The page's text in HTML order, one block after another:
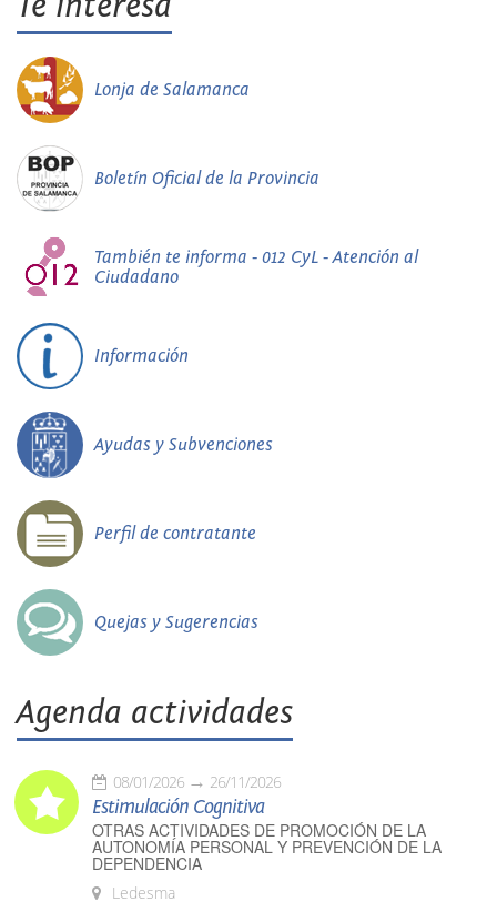
Lonja de Salamanca
Boletín Oficial de la Provincia
También te informa - 012 CyL - Atención al
Ciudadano
Información
Ayudas y Subvenciones
Perfil de contratante
Quejas y Sugerencias
Agenda actividades
08/01/2026 26/11/2026
Estimulación Cognitiva
OTRAS ACTIVIDADES DE PROMOCIÓN DE LA
AUTONOMÍA PERSONAL Y PREVENCIÓN DE LA
DEPENDENCIA
Ledesma